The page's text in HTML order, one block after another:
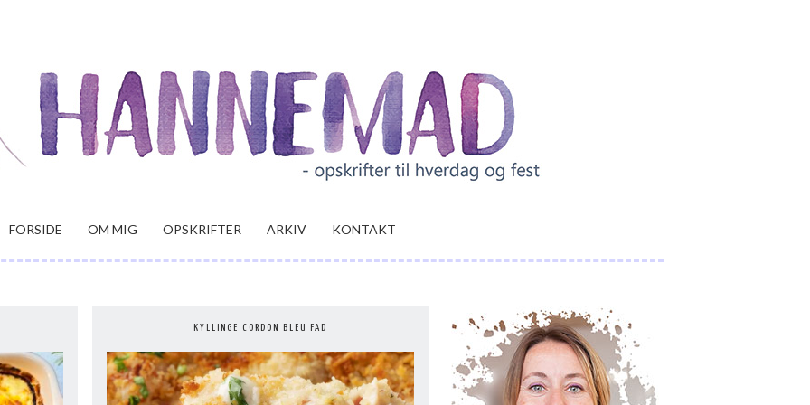
FORSIDE OM MIG OPSKRIFTER ARKIV KONTAKT
KYLLINGE CORDON BLEU FAD